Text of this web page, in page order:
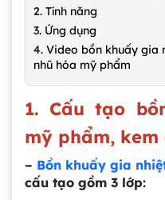
2. Tính năng
3. Ứng dụng
4. Video bồn khuấy gia
nhũ hóa mỹ phẩm
1. Cấu tạo
mỹ phẩm, kem
– Bồn khuấy gia
cấu tạo gồm 3 lớp: